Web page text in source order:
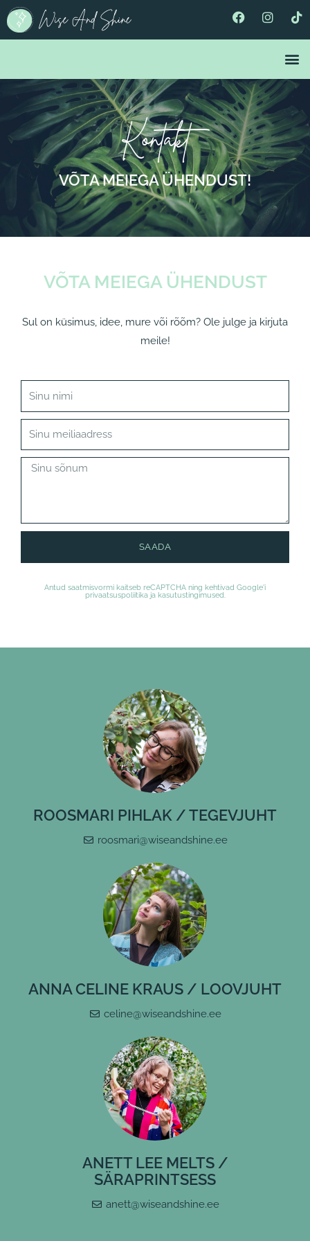
Kontakt
VÕTA MEIEGA ÜHENDUST!
VÕTA MEIEGA ÜHENDUST
Sul on küsimus, idee, mure või rõõm? Ole julge ja kirjuta
meile!
SAADA
Antud saatmisvormi kaitseb reCAPTCHA ning kehtivad Google'i
privaatsuspoliitikaja kasutustingimused.
ROOSMARI PIHLAK / TEGEVJUHT
roosmari@wiseandshine.ee
ANNA CELINE KRAUS / LOOVJUHT
celine@wiseandshine.ee
ANETT LEE MELTS /
SÄRAPRINTSESS
anett@wiseandshine.ee